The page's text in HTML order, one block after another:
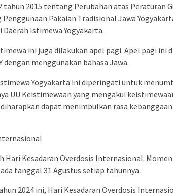
2015 tentang Perubahan atas Peraturan
Pakaian Tradisional Jawa
Istimewa Yogyakarta.
ini juga dilakukan apel pagi. Apel pagi ini
dengan menggunakan bahasa Jawa.
Yogyakarta ini diperingati untuk
UU Keistimewaan yang mengakui
dapat menimbulkan rasa
Hari Kesadaran Overdosis Internasional.
tanggal 31 Agustus setiap tahunnya.
2024 ini, Hari Kesadaran Overdosis